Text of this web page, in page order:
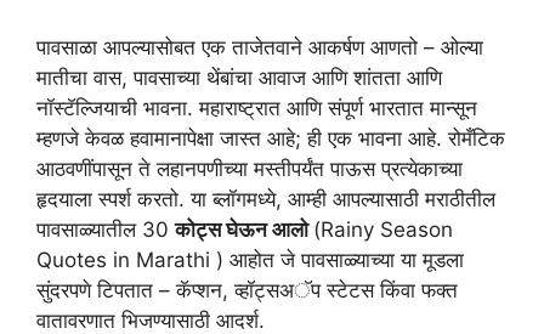
पावसाळा आपल्यासोबत एक ताजेतवाने आकर्षण आणतो – ओल्या
मातीचा वास, पावसाच्या थेंबांचा आवाज आणि शांतता आणि
नॉस्टॅल्जियाची भावना. महाराष्ट्रात आणि संपूर्ण भारतात मान्सून
म्हणजे केवळ हवामानापेक्षा जास्त आहे; ही एक भावना आहे. रोमँटिक
आठवणींपासून ते लहानपणीच्या मस्तीपर्यंत पाऊस प्रत्येकाच्या
हृदयाला स्पर्श करतो. या ब्लॉगमध्ये, आम्ही आपल्यासाठी मराठीतील
पावसाळ्यातील 30कोट्स घेऊन आलो (Rainy Season
Quotes in Marathi ) आहोत जे पावसाळ्याच्या या मूडला
सुंदरपणे टिपतात – कॅप्शन, व्हॉट्सअॅप स्टेटस किंवा फक्त
वातावरणात भिजण्यासाठी आदर्श.